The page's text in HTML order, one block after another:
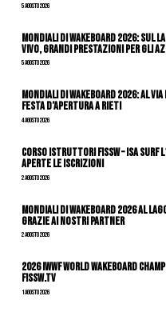
5 Agosto 2026
Mondiali di Wakeboard 2026:
vivo, grandi prestazioni per gli
5 Agosto 2026
Mondiali di Wakeboard 2026: al
festa d’apertura a Rieti
4 Agosto 2026
CORSO ISTRUTTORI FISSW – ISA
APERTE LE ISCRIZIONI
2 Agosto 2026
Mondiali di Wakeboard 2026 al
grazie ai nostri Partner
2 Agosto 2026
2026 IWWF WORLD WAKEBOARD
FISSW.TV
1 Agosto 2026